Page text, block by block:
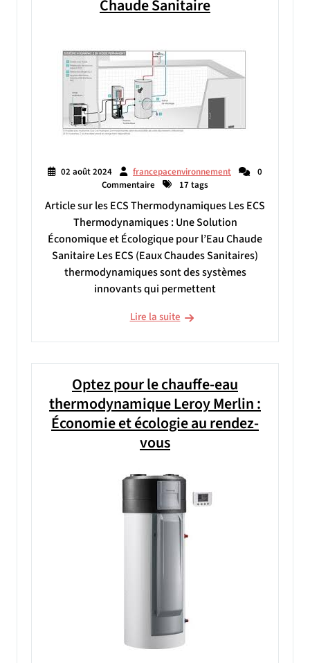
Chaude Sanitaire
02 août 2024 francepacenvironnement
0
Commentaire
17 tags
Article sur les ECS Thermodynamiques Les ECS
Thermodynamiques : Une Solution
Économique et Écologique pour l’Eau Chaude
Sanitaire Les ECS (Eaux Chaudes Sanitaires)
thermodynamiques sont des systèmes
innovants qui permettent
Lire la suite
Optez pour le chauffe-eau
thermodynamique Leroy Merlin :
Économie et écologie au rendez-
vous